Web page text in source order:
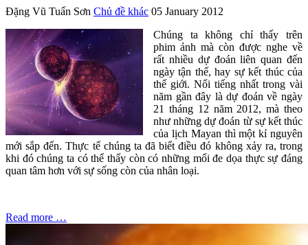
Đặng Vũ Tuấn Sơn Chủ đề khác 05 January 2012
Chúng ta không chỉ thấy trên
phim ảnh mà còn được nghe về
rất nhiều dự đoán liên quan đến
ngày tận thế, hay sự kết thúc của
thế giới. Nổi tiếng nhất trong vài
năm gần đây là dự đoán về ngày
21 tháng 12 năm 2012, mà theo
như những dự đoán từ sự kết thúc
của lịch Mayan thì một kỉ nguyên
mới sắp đến. Thực tế chúng ta đã biết điều đó không xảy ra, trong
khi đó chúng ta có thể thấy còn có những mối đe dọa thực sự đáng
quan tâm hơn với sự sống còn của nhân loại.
Read more …